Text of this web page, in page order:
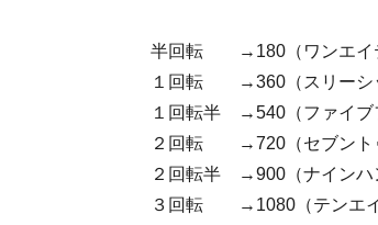
半回転 →180（ワンエイ
１回転 →360（スリーシッ
１回転半 →540（ファイブ
２回転 →720（セブントゥ
２回転半 →900（ナインハ
３回転 →1080（テンエイ